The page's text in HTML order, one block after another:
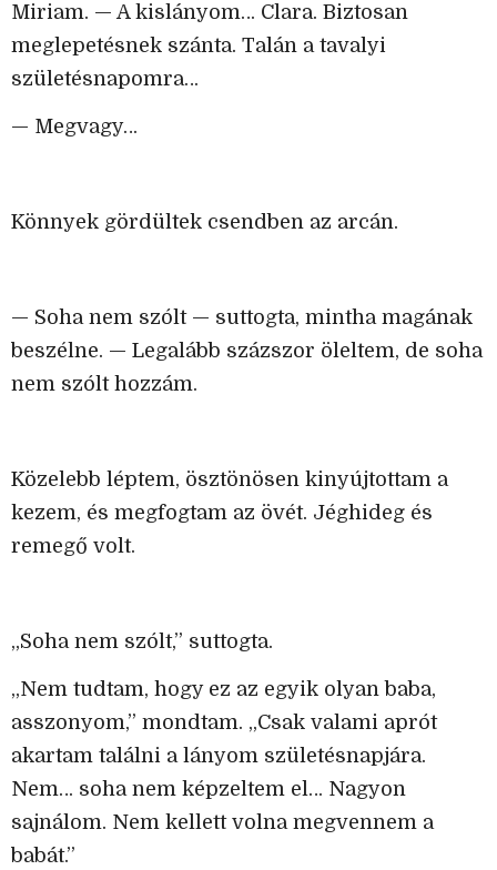
Miriam. — A kislányom… Clara. Biztosan
meglepetésnek szánta. Talán a tavalyi
születésnapomra…
— Megvagy…
Könnyek gördültek csendben az arcán.
— Soha nem szólt — suttogta, mintha magának
beszélne. — Legalább százszor öleltem, de soha
nem szólt hozzám.
Közelebb léptem, ösztönösen kinyújtottam a
kezem, és megfogtam az övét. Jéghideg és
remegő volt.
„Soha nem szólt,” suttogta.
„Nem tudtam, hogy ez az egyik olyan baba,
asszonyom,” mondtam. „Csak valami aprót
akartam találni a lányom születésnapjára.
Nem… soha nem képzeltem el… Nagyon
sajnálom. Nem kellett volna megvennem a
babát.”